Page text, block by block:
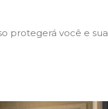
protegerá você e sua